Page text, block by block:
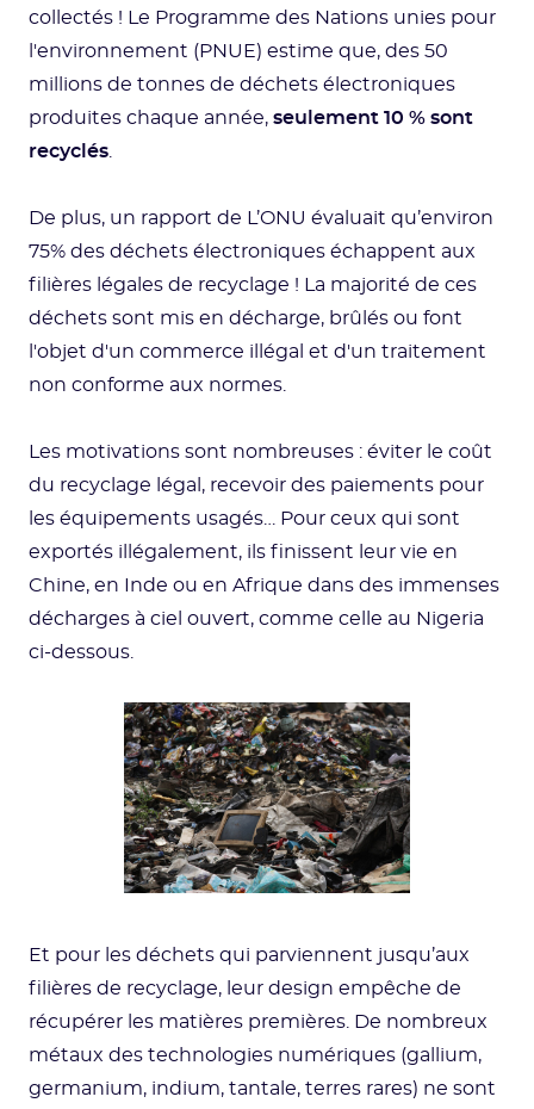
collectés ! Le Programme des Nations unies pour
l'environnement (PNUE) estime que, des 50
millions de tonnes de déchets électroniques
produites chaque année, seulement 10 % sont
recyclés
De plus, un rapport de L’ONU évaluait qu’environ
75% des déchets électroniques échappent aux
filières légales de recyclage ! La majorité de ces
déchets sont mis en décharge, brûlés ou font
l'objet d'un commerce illégal et d'un traitement
non conforme aux normes.
Les motivations sont nombreuses : éviter le coût
du recyclage légal, recevoir des paiements pour
les équipements usagés… Pour ceux qui sont
exportés illégalement, ils finissent leur vie en
Chine, en Inde ou en Afrique dans des immenses
décharges à ciel ouvert, comme celle au Nigeria
ci-dessous.
Et pour les déchets qui parviennent jusqu’aux
filières de recyclage, leur design empêche de
récupérer les matières premières. De nombreux
métaux des technologies numériques (gallium,
germanium, indium, tantale, terres rares) ne sont